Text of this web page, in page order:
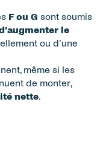
F ou G sont soumis
le
ou d’une
même si les
de monter,
nette.